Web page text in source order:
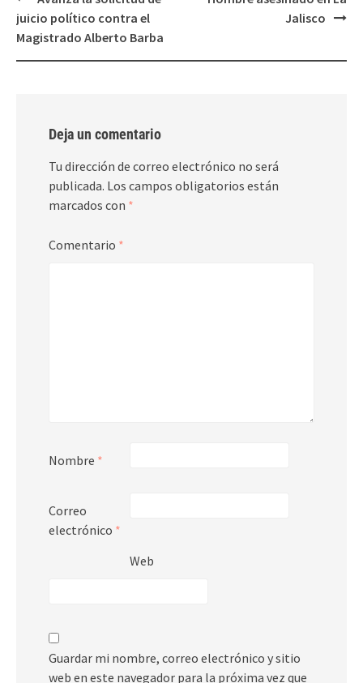
navigation
juicio político contra el
Magistrado Alberto Barba
Jalisco
Deja un comentario
Tu dirección de correo electrónico no será
publicada. Los campos obligatorios están
marcados con *
Comentario *
Nombre *
Correo
electrónico *
Web
Guardar mi nombre, correo electrónico y sitio
web en este navegador para la próxima vez que